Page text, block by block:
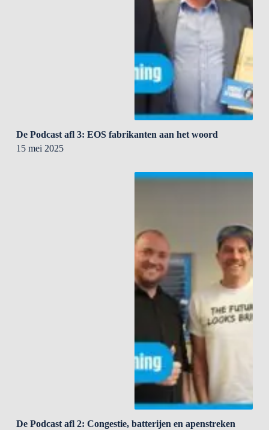
De Podcast afl 3: EOS fabrikanten aan het woord
15 mei 2025
De Podcast afl 2: Congestie, batterijen en apenstreken